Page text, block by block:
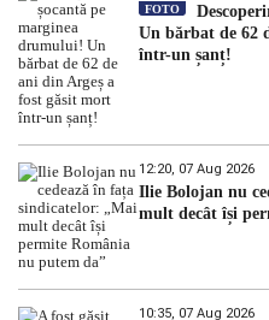
FOTO
Un bărbat de 62
într-un șanț!
12:20, 07 Aug 2026
Ilie Bolojan nu
mult decât își
10:35, 07 Aug 2026